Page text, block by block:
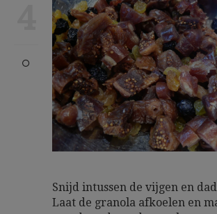
Snijd intussen de vijgen en
Laat de granola afkoelen en